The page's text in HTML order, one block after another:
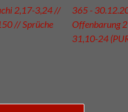
2,17-3,24 //
// Sprüche
365 -
Offenbarung
31,10-24